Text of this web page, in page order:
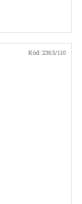
Kód: 2363/110